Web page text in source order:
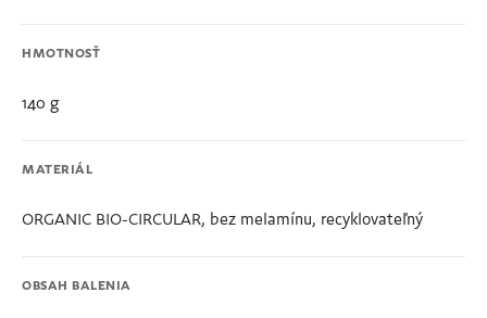
HMOTNOSŤ
140 g
MATERIÁL
ORGANIC BIO-CIRCULAR, bez melamínu, recyklovateľný
OBSAH BALENIA